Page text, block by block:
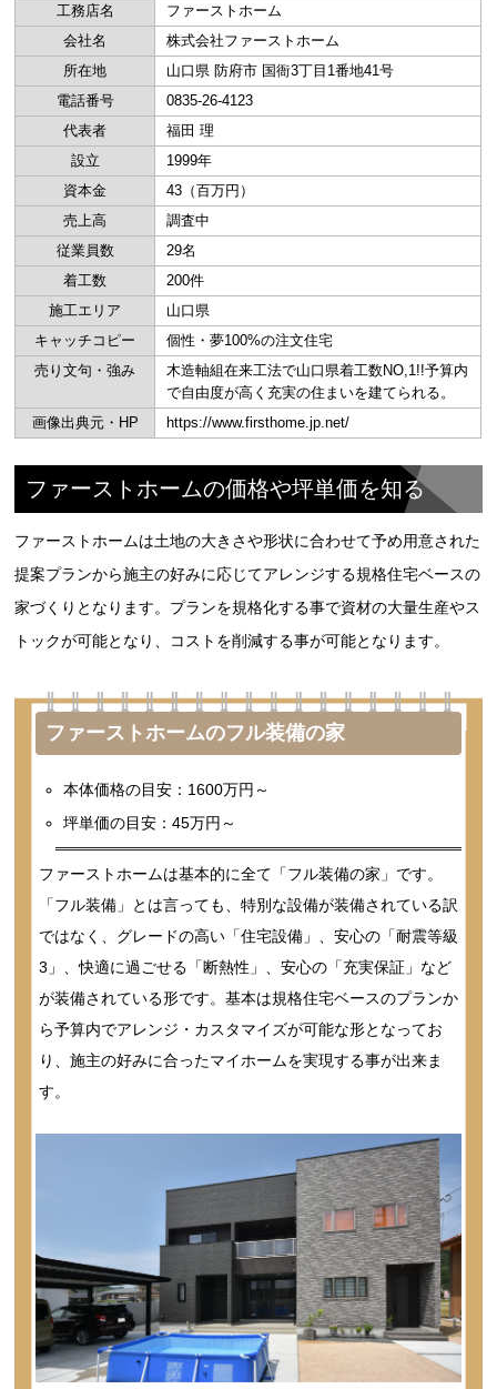
工務店名
ファーストホーム
会社名
株式会社ファーストホーム
所在地
山口県 防府市 国衙3丁目1番地41号
電話番号
0835-26-4123
代表者
福田 理
設立
1999年
資本金
43（百万円）
売上高
調査中
従業員数
29名
着工数
200件
施工エリア
山口県
キャッチコピー
個性・夢100%の注文住宅
売り文句・強み
木造軸組在来工法で山口県着工数NO,1!!予算内
で自由度が高く充実の住まいを建てられる。
画像出典元・HP
https://www.firsthome.jp.net/
ファーストホームの価格や坪単価を知る
ファーストホームは土地の大きさや形状に合わせて予め用意された
提案プランから施主の好みに応じてアレンジする規格住宅ベースの
家づくりとなります。プランを規格化する事で資材の大量生産やス
トックが可能となり、コストを削減する事が可能となります。
ファーストホームのフル装備の家
本体価格の目安：1600万円～
坪単価の目安：45万円～
ファーストホームは基本的に全て「フル装備の家」です。
「フル装備」とは言っても、特別な設備が装備されている訳
ではなく、グレードの高い「住宅設備」、安心の「耐震等級
3」、快適に過ごせる「断熱性」、安心の「充実保証」など
が装備されている形です。基本は規格住宅ベースのプランか
ら予算内でアレンジ・カスタマイズが可能な形となってお
り、施主の好みに合ったマイホームを実現する事が出来ま
す。